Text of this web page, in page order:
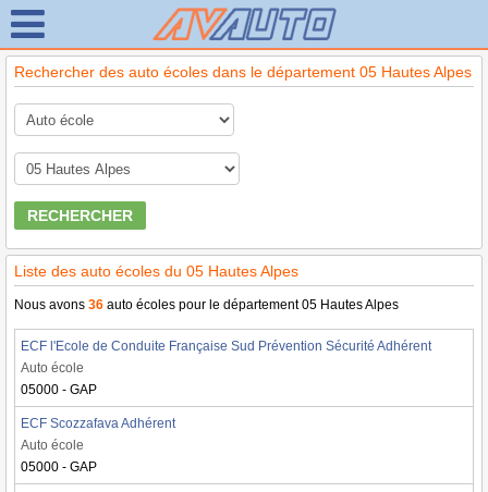
Rechercher des auto écoles dans le département 05 Hautes Alpes
RECHERCHER
Liste des auto écoles du 05 Hautes Alpes
Nous avons 36 auto écoles pour le département 05 Hautes Alpes
ECF l'Ecole de Conduite Française Sud Prévention Sécurité Adhérent
Auto école
05000 - GAP
ECF Scozzafava Adhérent
Auto école
05000 - GAP